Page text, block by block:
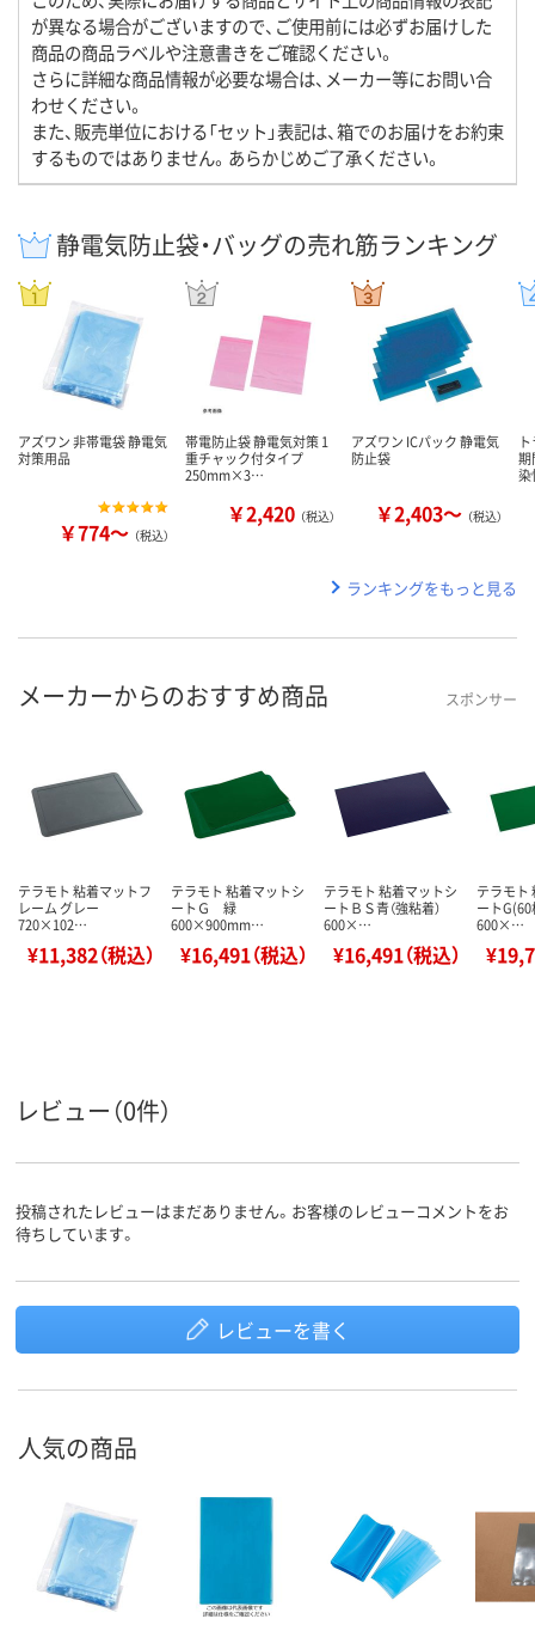
が異なる場合がございますので、ご使用前には必ずお届けした
商品の商品ラベルや注意書きをご確認ください。
さらに詳細な商品情報が必要な場合は、メーカー等にお問い合
わせください。
また、販売単位における「セット」表記は、箱でのお届けをお約束
するものではありません。あらかじめご了承ください。
静電気防止袋・バッグの売れ筋ランキング
アズワン 非帯電袋 静電気
対策用品
￥774～ （税込）
帯電防止袋 静電気対策 1
重チャック付タイプ
250mm×3…
￥2,420 （税込）
アズワン ICパック 静電気
防止袋
￥2,403～ （税込）
期
染
ランキングをもっと見る
メーカーからのおすすめ商品 スポンサー
テラモト 粘着マットフ
レーム グレー
720×102…
¥11,382（税込）
テラモト 粘着マットシ
ートＧ 緑
600×900mm…
¥16,491（税込）
テラモト 粘着マットシ
ートＢＳ青（強粘着）
600×…
¥16,491（税込）
テラモト
ート
600×…
レビュー（0件）
投稿されたレビューはまだありません。お客様のレビューコメントをお
待ちしています。
レビューを書く
人気の商品